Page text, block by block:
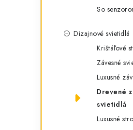
So
Dizajnové svietidlá
Krištáľové
Závesné
Luxusné
Drevené
svietidlá
Luxusné